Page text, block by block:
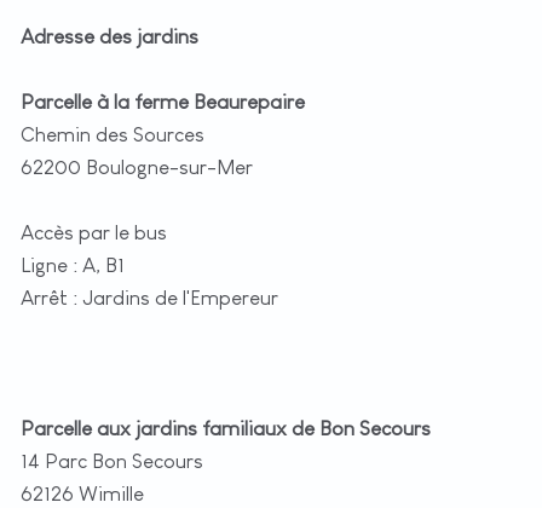
Adresse des jardins
Parcelle à la ferme Beaurepaire
Chemin des Sources
62200 Boulogne-sur-Mer
Accès par le bus
Ligne : A, B1
Arrêt : Jardins de l'Empereur
Parcelle aux jardins familiaux de Bon Secours
14 Parc Bon Secours
62126 Wimille